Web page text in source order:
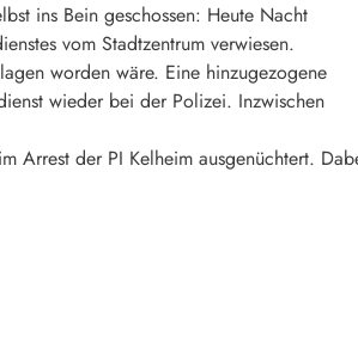
ins Bein geschossen: Heute Nacht
vom Stadtzentrum verwiesen.
worden wäre. Eine hinzugezogene
wieder bei der Polizei. Inzwischen
Arrest der PI Kelheim ausgenüchtert.